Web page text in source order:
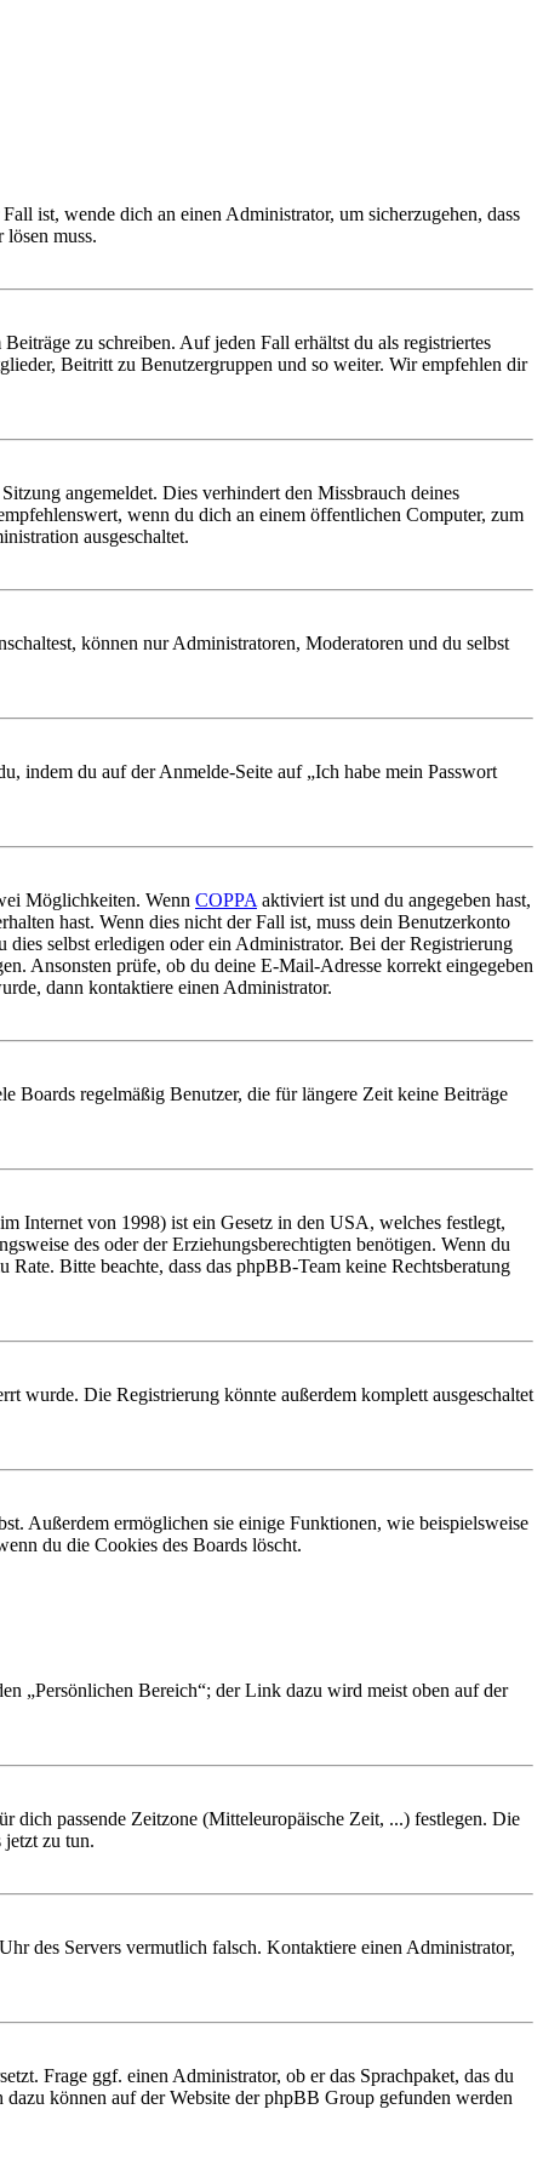
ist, wende dich an einen Administrator, um sicherzugehen, dass
muss.
zu schreiben. Auf jeden Fall erhältst du als registriertes
Beitritt zu Benutzergruppen und so weiter. Wir empfehlen dir
angemeldet. Dies verhindert den Missbrauch deines
wenn du dich an einem öffentlichen Computer, zum
ausgeschaltet.
können nur Administratoren, Moderatoren und du selbst
indem du auf der Anmelde-Seite auf „Ich habe mein Passwort
Möglichkeiten. Wenn COPPA aktiviert ist und du angegeben hast,
hast. Wenn dies nicht der Fall ist, muss dein Benutzerkonto
selbst erledigen oder ein Administrator. Bei der Registrierung
Ansonsten prüfe, ob du deine E-Mail-Adresse korrekt eingegeben
dann kontaktiere einen Administrator.
Boards regelmäßig Benutzer, die für längere Zeit keine Beiträge
Internet von 1998) ist ein Gesetz in den USA, welches festlegt,
des oder der Erziehungsberechtigten benötigen. Wenn du
Bitte beachte, dass das phpBB-Team keine Rechtsberatung
wurde. Die Registrierung könnte außerdem komplett ausgeschaltet
Außerdem ermöglichen sie einige Funktionen, wie beispielsweise
du die Cookies des Boards löscht.
„Persönlichen Bereich“; der Link dazu wird meist oben auf der
dich passende Zeitzone (Mitteleuropäische Zeit, ...) festlegen. Die
jetzt zu tun.
des Servers vermutlich falsch. Kontaktiere einen Administrator,
Frage ggf. einen Administrator, ob er das Sprachpaket, das du
können auf der Website der phpBB Group gefunden werden